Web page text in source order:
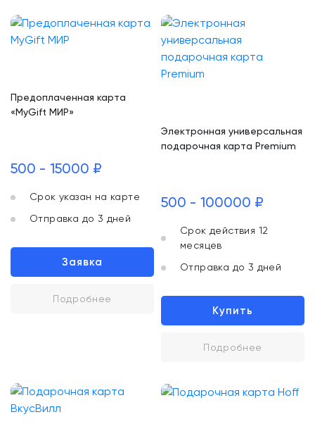
Предоплаченная карта
«MyGift МИР»
500 - 15000 ₽
Срок указан на карте
Отправка до 3 дней
Заявка
Подробнее
Электронная универсальная
подарочная карта Premium
500 - 100000 ₽
Срок действия 12
месяцев
Отправка до 3 дней
Купить
Подробнее